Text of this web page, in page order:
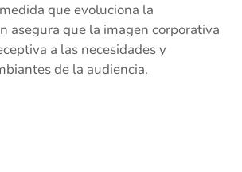
que evoluciona la
asegura que la imagen corporativa
a las necesidades y
de la audiencia.